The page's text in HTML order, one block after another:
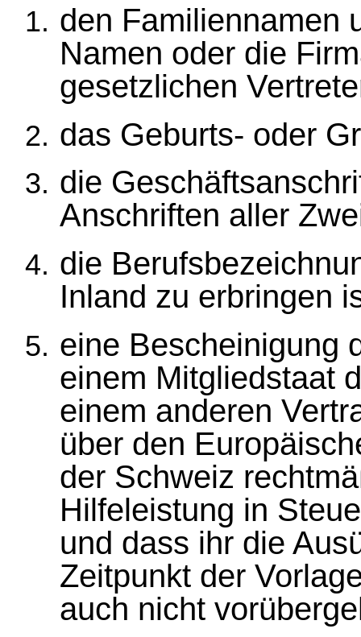
den Familiennamen
Namen oder die
gesetzlichen
das Geburts- oder
die
Anschriften aller
die
Inland zu erbringen
eine Bescheinigung
einem Mitgliedstaat
einem anderen
über den
der Schweiz
Hilfeleistung in
und dass ihr die
Zeitpunkt der
auch nicht